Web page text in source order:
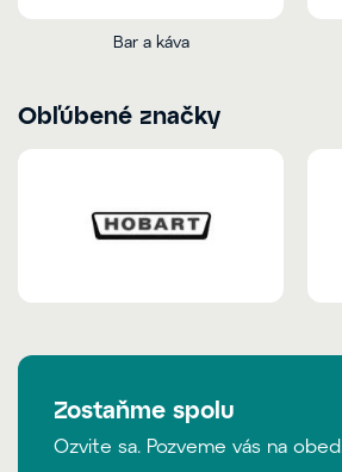
Bar a káva
Obľúbené značky
Zostaňme spolu
Ozvite sa. Pozveme vás na obed.